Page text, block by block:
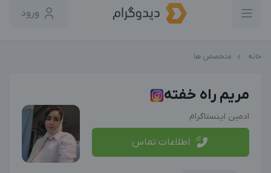
ورود
خانه متخصص ها
مریم راه خفته
ادمین اینستاگرام
اطلاعات تماس